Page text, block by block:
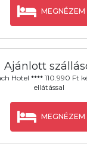
MEGNÉZEM
Ajánlott
Hotel **** 110.990 Ft
ellátással
MEGNÉZEM